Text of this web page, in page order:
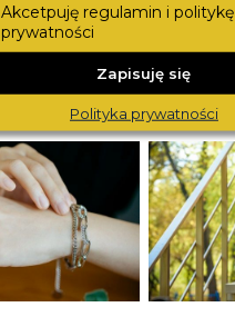
Akcetpuję regulamin i politykę
prywatności
Zapisuję się
Polityka prywatności